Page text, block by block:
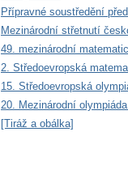
Přípravné soustředění
Mezinárodní střetnutí
49. mezinárodní
2. Středoevropská
15. Středoevropská
20. Mezinárodní
[Tiráž a obálka]